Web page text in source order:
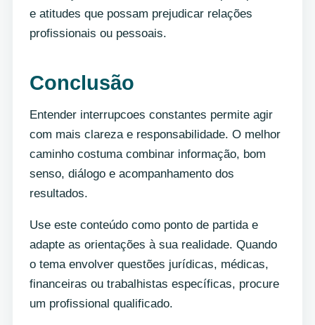
e atitudes que possam prejudicar relações
profissionais ou pessoais.
Conclusão
Entender interrupcoes constantes permite agir
com mais clareza e responsabilidade. O melhor
caminho costuma combinar informação, bom
senso, diálogo e acompanhamento dos
resultados.
Use este conteúdo como ponto de partida e
adapte as orientações à sua realidade. Quando
o tema envolver questões jurídicas, médicas,
financeiras ou trabalhistas específicas, procure
um profissional qualificado.